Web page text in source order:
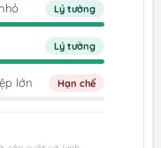
Lý tưởng
Lý tưởng
lớn Hạn chế